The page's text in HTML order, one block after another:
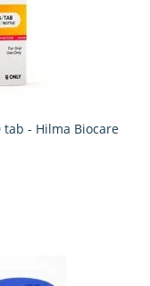
tab - Hilma Biocare